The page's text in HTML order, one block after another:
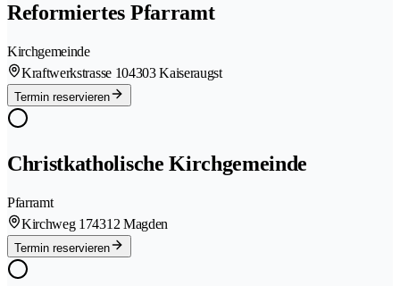
Reformiertes Pfarramt
Kirchgemeinde
Kraftwerkstrasse 104303 Kaiseraugst
Termin reservieren
Christkatholische Kirchgemeinde
Pfarramt
Kirchweg 174312 Magden
Termin reservieren